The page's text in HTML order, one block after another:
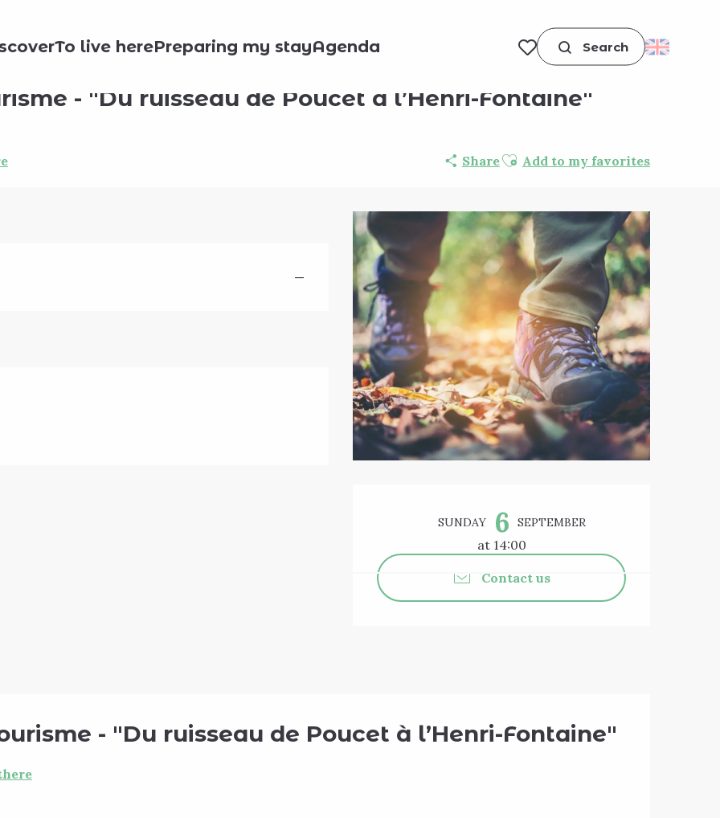
Voir les favoris
Search
To live herePreparing my stayAgenda
ruisseau de Poucet à l’Henri-Fontaine"
- "Du ruisseau de Poucet à l’Henri-Fontaine"
ShareAjouter aux favoris
Add to my favorites
Opening hours
SUNDAY 6 SEPTEMBER
at 14:00
Contact us
—
- "Du ruisseau de Poucet à l’Henri-Fontaine"